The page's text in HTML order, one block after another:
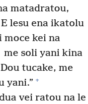
matadratou,
E lesu ena ikatolu
moce kei na
me soli yani kina
Dou tucake, me
yani.” +
vei ratou na le